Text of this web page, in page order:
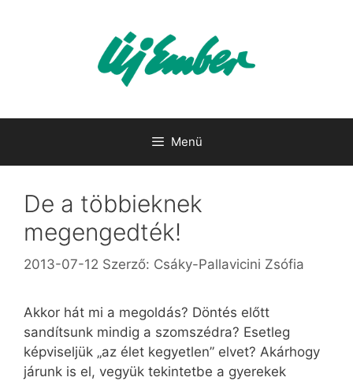
Menü
De a többieknek
megengedték!
2013-07-12 Szerző: Csáky-Pallavicini Zsófia
Akkor hát mi a megoldás? Döntés előtt
sandítsunk mindig a szomszédra? Esetleg
képviseljük „az élet kegyetlen” elvet? Akárhogy
járunk is el, vegyük tekintetbe a gyerekek